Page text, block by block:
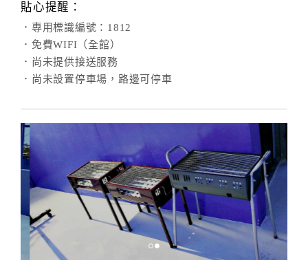
貼心提醒：
．專用標識編號：1812
．免費WIFI（全館）
．尚未提供接送服務
．尚未設置停車場，路邊可停車